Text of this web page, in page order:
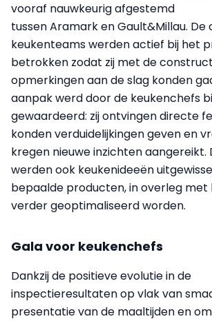
vooraf nauwkeurig afgestemd
tussen Aramark en Gault&Millau. De
keukenteams werden actief bij het
betrokken zodat zij met de
opmerkingen aan de slag konden
aanpak werd door de keukenchefs
gewaardeerd: zij ontvingen directe
konden verduidelijkingen geven en
kregen nieuwe inzichten aangereikt.
werden ook keukenideeën
bepaalde producten, in overleg met
verder geoptimaliseerd worden.
Gala voor keukenchefs
Dankzij de positieve evolutie in de
inspectieresultaten op vlak van
presentatie van de maaltijden en